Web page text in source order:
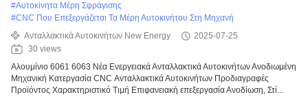
#Αυτοκίνητα Μέρη Σφράγισης
#CNC Που Επεξεργάζεται Τα Μέρη Αυτοκινήτου Στη Μηχανή
Ανταλλακτικά Αυτοκινήτων New Energy
2025-07-25
30 views
Αλουμίνιο 6061 6063 Νέα Ενεργειακά Ανταλλακτικά Αυτοκινήτων Ανοδιωμένη
Μηχανική Κατεργασία CNC Ανταλλακτικά Αυτοκινήτων Προδιαγραφές
Προϊόντος Χαρακτηριστικό Τιμή Επιφανειακή επεξεργασία Ανοδίωση, Στί...